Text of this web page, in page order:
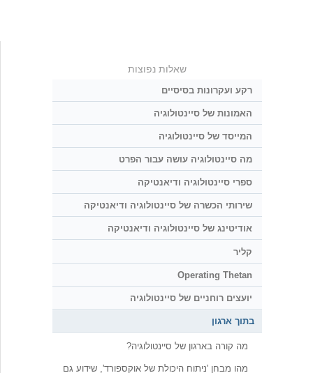
שאלות נפוצות
רקע ועקרונות בסיסיים
האמונות של סיינטולוגיה
המייסד של סיינטולוגיה
מה סיינטולוגיה עושה עבור הפרט
ספרי סיינטולוגיה ודיאנטיקה
שירותי הכשרה של סיינטולוגיה ודיאנטיקה
אודיטינג של סיינטולוגיה ודיאנטיקה
קליר
Operating Thetan
יועצים רוחניים של סיינטולוגיה
בתוך ארגון
מה קורה בארגון של סיינטולוגיה?
מהו מבחן 'ניתוח היכולת של אוקספורד', שידוע גם